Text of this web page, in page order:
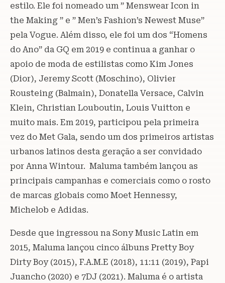
estilo. Ele foi nomeado um ” Menswear Icon in
the Making ” e ” Men’s Fashion’s Newest Muse”
pela Vogue. Além disso, ele foi um dos “Homens
do Ano” da GQ em 2019 e continua a ganhar o
apoio de moda de estilistas como Kim Jones
(Dior), Jeremy Scott (Moschino), Olivier
Rousteing (Balmain), Donatella Versace, Calvin
Klein, Christian Louboutin, Louis Vuitton e
muito mais. Em 2019, participou pela primeira
vez do Met Gala, sendo um dos primeiros artistas
urbanos latinos desta geração a ser convidado
por Anna Wintour. Maluma também lançou as
principais campanhas e comerciais como o rosto
de marcas globais como Moet Hennessy,
Michelob e Adidas.
Desde que ingressou na Sony Music Latin em
2015, Maluma lançou cinco álbuns Pretty Boy
Dirty Boy (2015), F.A.M.E (2018), 11:11 (2019), Papi
Juancho (2020) e 7DJ (2021). Maluma é o artista